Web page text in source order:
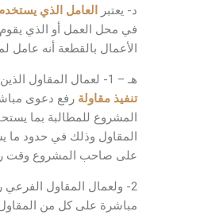
د- يعتبر
العامل الذي
في محل العمل أو الذي
الأعمال بالقطعة أنه عامل
هـ – 1- لعمال المقاول الذين يشتغلون في
تنفيذ مقاولة رفع دعوى
المشروع للمطالبة بما
المقاول وذلك في حدود ما
على صاحب المشروع وقت
2- ولعمال المقاول
مباشرة على كل من